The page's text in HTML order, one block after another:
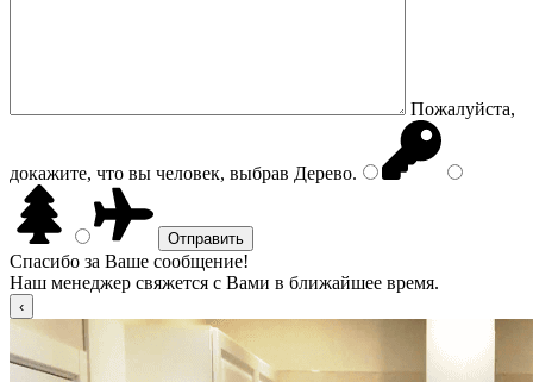
Пожалуйста,
докажите, что вы человек, выбрав Дерево.
Спасибо за Ваше сообщение!
Наш менеджер свяжется с Вами в ближайшее время.